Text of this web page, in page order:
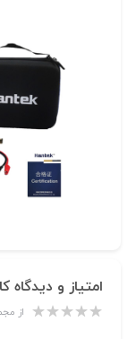
امتیاز و دیدگاه
از مجموع